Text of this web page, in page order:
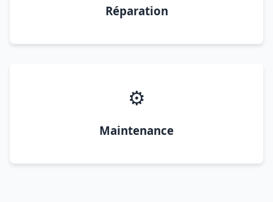
Réparation
⚙️
Maintenance